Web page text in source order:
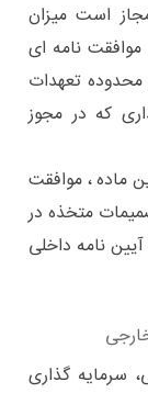
است میزان
نامه ای
تعهدات
که در مجوز
ماده ، موافقت
متخذه در
رئیس جمهور با رعایت ماده (19)‌ آیین نامه داخلی
سرمایه گذاری